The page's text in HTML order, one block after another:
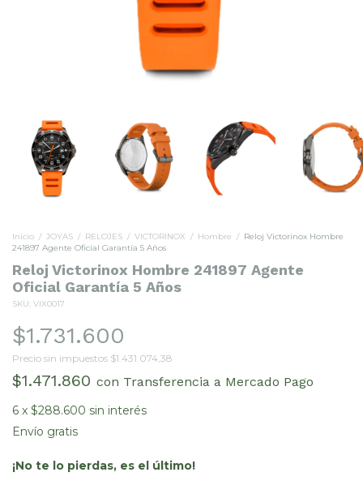
Inicio / JOYAS / RELOJES / VICTORINOX / Hombre / Reloj Victorinox Hombre
241897 Agente Oficial Garantía 5 Años
Reloj Victorinox Hombre 241897 Agente
Oficial Garantía 5 Años
SKU: VIX0017
$1.731.600
Precio sin impuestos $1.431.074,38
$1.471.860 con Transferencia a Mercado Pago
6 x $288.600 sin interés
Envío gratis
¡No te lo pierdas, es el último!